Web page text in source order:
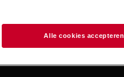
Alle cookies accepteren